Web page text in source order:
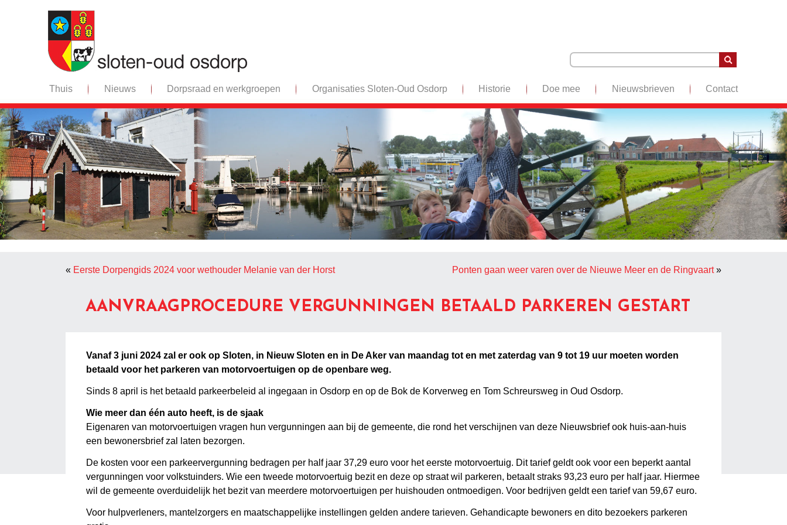
Thuis Nieuws Dorpsraad en werkgroepen Organisaties Sloten-Oud Osdorp Historie Doe mee Nieuwsbrieven Contact
« Eerste Dorpengids 2024 voor wethouder Melanie van der Horst Ponten gaan weer varen over de Nieuwe Meer en de Ringvaart»
AANVRAAGPROCEDURE VERGUNNINGEN BETAALD PARKEREN GESTART
Vanaf 3 juni 2024 zal er ook op Sloten, in Nieuw Sloten en in De Aker van maandag tot en met zaterdag van 9 tot 19 uur moeten worden
betaald voor het parkeren van motorvoertuigen op de openbare weg.
Sinds 8 april is het betaald parkeerbeleid al ingegaan in Osdorp en op de Bok de Korverweg en Tom Schreursweg in Oud Osdorp.
Wie meer dan één auto heeft, is de sjaak
Eigenaren van motorvoertuigen vragen hun vergunningen aan bij de gemeente, die rond het verschijnen van deze Nieuwsbrief ook huis-aan-huis
een bewonersbrief zal laten bezorgen.
De kosten voor een parkeervergunning bedragen per half jaar 37,29 euro voor het eerste motorvoertuig. Dit tarief geldt ook voor een beperkt aantal
vergunningen voor volkstuinders. Wie een tweede motorvoertuig bezit en deze op straat wil parkeren, betaalt straks 93,23 euro per half jaar. Hiermee
wil de gemeente overduidelijk het bezit van meerdere motorvoertuigen per huishouden ontmoedigen. Voor bedrijven geldt een tarief van 59,67 euro.
Voor hulpverleners, mantelzorgers en maatschappelijke instellingen gelden andere tarieven. Gehandicapte bewoners en dito bezoekers parkeren